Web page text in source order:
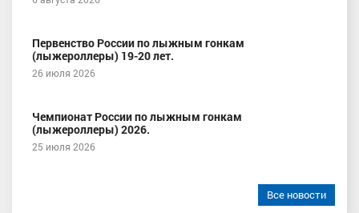
Первенство России по лыжным гонкам
(лыжероллеры) 19-20 лет.
26 июля 2026
Чемпионат России по лыжным гонкам
(лыжероллеры) 2026.
25 июля 2026
Все новости